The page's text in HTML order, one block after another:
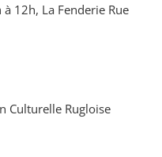
12h, La Fenderie Rue
Culturelle Rugloise